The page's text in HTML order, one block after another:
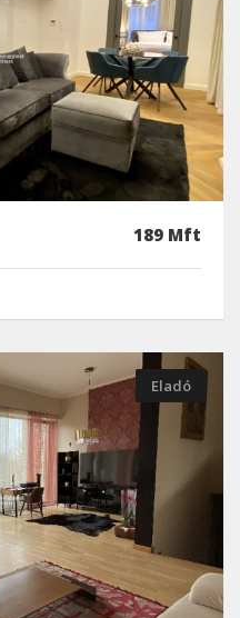
189 Mft
Eladó